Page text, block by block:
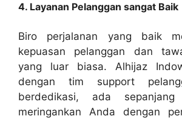
4. Layanan Pelanggan sangat Baik
Biro perjalanan yang baik
kepuasan pelanggan dan
yang luar biasa. Alhijaz
dengan tim support
berdedikasi, ada
meringankan Anda dengan